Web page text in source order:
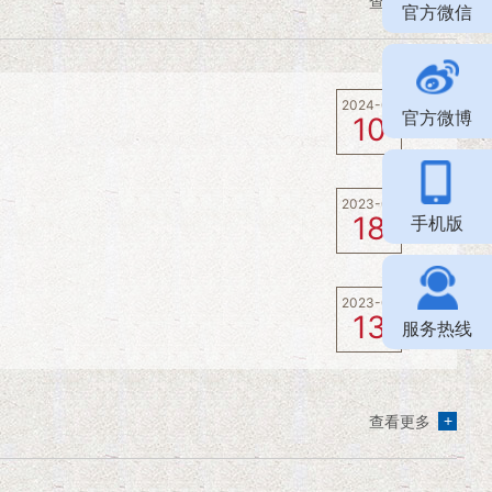
2024-05
10
2023-09
18
2023-09
13
查看更多 +
官方微信
官方微博
手机版
服务热线